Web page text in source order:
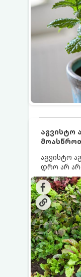
აგვისტო
აგვისტო
დრო არ
როდესაც
მოსავალს
ზამთრის
ნიადაგმა
ბოლომდე
უნდა